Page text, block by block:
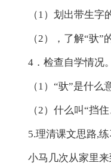
（1）划出带生字
（2），了解“驮”
4．检查自学情况。
（1）“驮”是什么
（2）什么叫“挡
5.理清课文思路,
小马几次从家里